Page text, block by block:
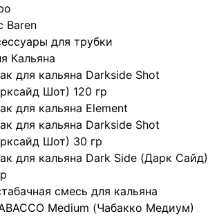
Baren
для трубки
Кальяна
для кальяна Darkside Shot
Шот) 120 гр
для кальяна Element
для кальяна Darkside Shot
Шот) 30 гр
для кальяна Dark Side (Дарк Сайд)
смесь для кальяна
Medium (Чабакко Медиум)